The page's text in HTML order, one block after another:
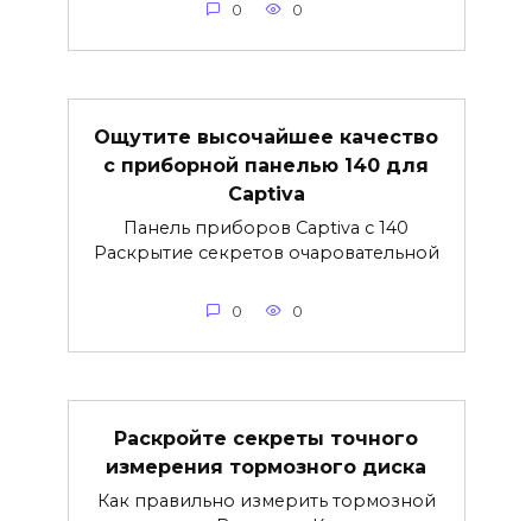
0 0
Ощутите высочайшее качество
с приборной панелью 140 для
Captiva
Панель приборов Captiva с 140
Раскрытие секретов очаровательной
0 0
Раскройте секреты точного
измерения тормозного диска
Как правильно измерить тормозной